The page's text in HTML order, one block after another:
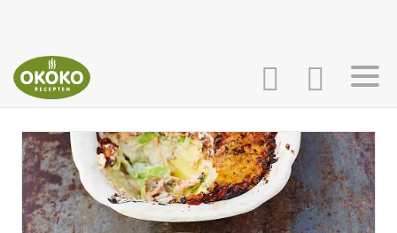
INLOGGEN
AANMELDEN
HOME
RECEPTEN